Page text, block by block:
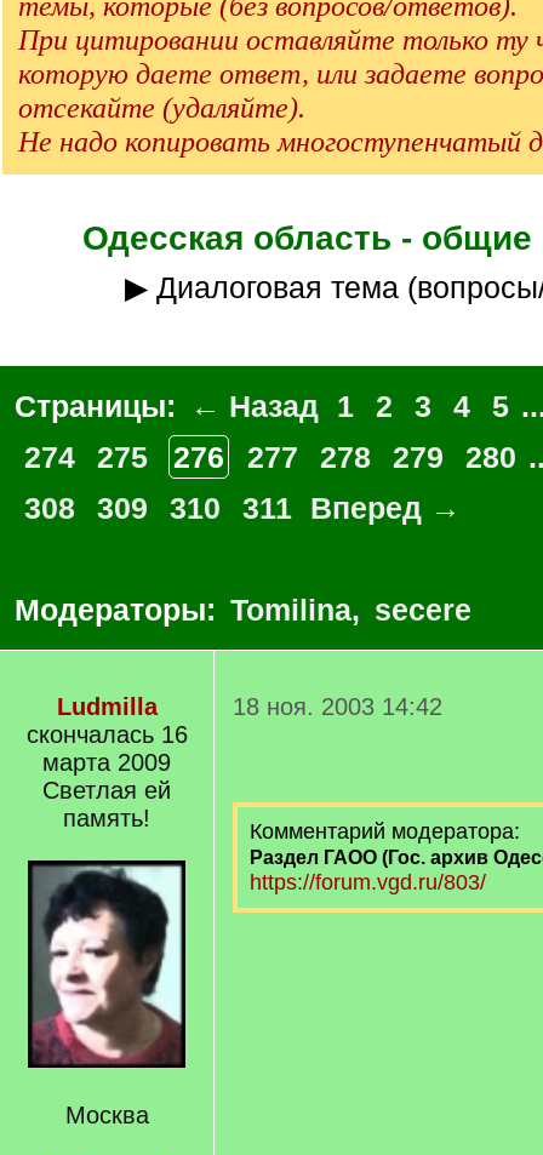
При цитировании оставляйте только ту
которую даете ответ, или задаете
отсекайте (удаляйте).
Не надо копировать многоступенчатый
Одесская область -
▶ Диалоговая тема
Страницы: ← Назад 1 2 3 4 5
274
275 276 277 278 279 280
308
309 310 311 Вперед →
Модераторы: Tomilina, secere
Ludmilla
скончалась 16
марта 2009
Светлая ей
память!
Москва
18 ноя. 2003 14:42
Комментарий модератора:
Раздел ГАОО (Гос. архив
https://forum.vgd.ru/803/